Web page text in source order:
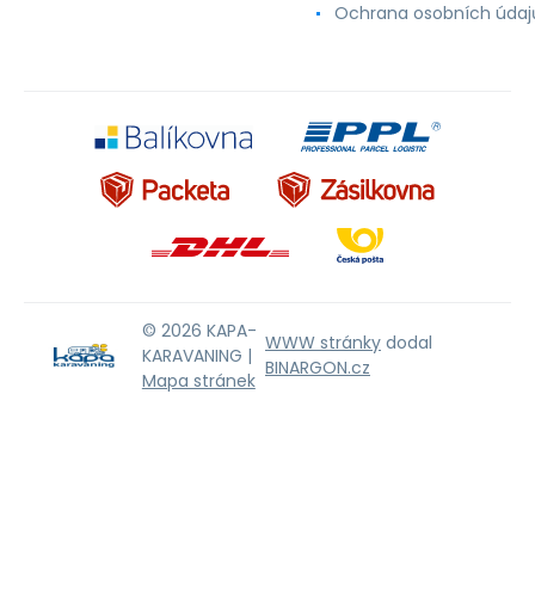
Ochrana osobních
© 2026 KAPA-
KARAVANING |
Mapa stránek
WWW stránky dodal
BINARGON.cz